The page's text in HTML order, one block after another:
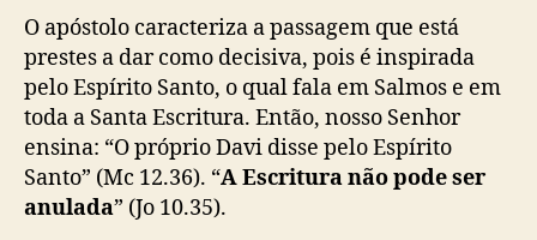
O apóstolo caracteriza a passagem que está
prestes a dar como decisiva, pois é inspirada
pelo Espírito Santo, o qual fala em Salmos e em
toda a Santa Escritura. Então, nosso Senhor
ensina: “O próprio Davi disse pelo Espírito
Santo” (Mc 12.36). “A Escritura não pode ser
anulada” (Jo 10.35).